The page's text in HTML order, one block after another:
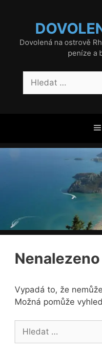
Dovolená na ostrově
peníze a
Nenalezeno
Vypadá to, že
Možná pomůže
Hledat: